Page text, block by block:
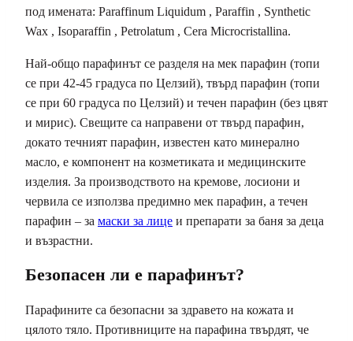
под имената: Paraffinum Liquidum , Paraffin , Synthetic
Wax , Isoparaffin , Petrolatum , Cera Microcristallina.
Най-общо парафинът се разделя на мек парафин (топи
се при 42-45 градуса по Целзий), твърд парафин (топи
се при 60 градуса по Целзий) и течен парафин (без цвят
и мирис). Свещите са направени от твърд парафин,
докато течният парафин, известен като минерално
масло, е компонент на козметиката и медицинските
изделия. За производството на кремове, лосиони и
червила се използва предимно мек парафин, а течен
парафин – за маски за лице и препарати за баня за деца
и възрастни.
Безопасен ли е парафинът?
Парафините са безопасни за здравето на кожата и
цялото тяло. Противниците на парафина твърдят, че